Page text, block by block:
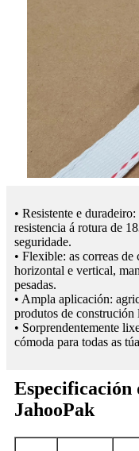
• Resistente e
resistencia á rotura de
seguridade.
• Flexible: as correas
horizontal e vertical,
pesadas.
• Ampla aplicación:
produtos de construción
• Sorprendentemente
cómoda para todas as
Especificación
JahooPak